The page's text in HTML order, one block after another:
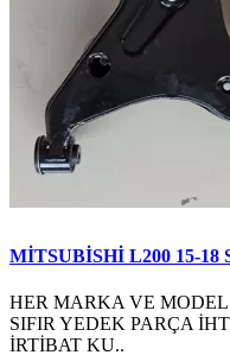
MİTSUBİSHİ L200 15-
HER MARKA VE
SIFIR YEDEK PARÇA
İRTİBAT KU..